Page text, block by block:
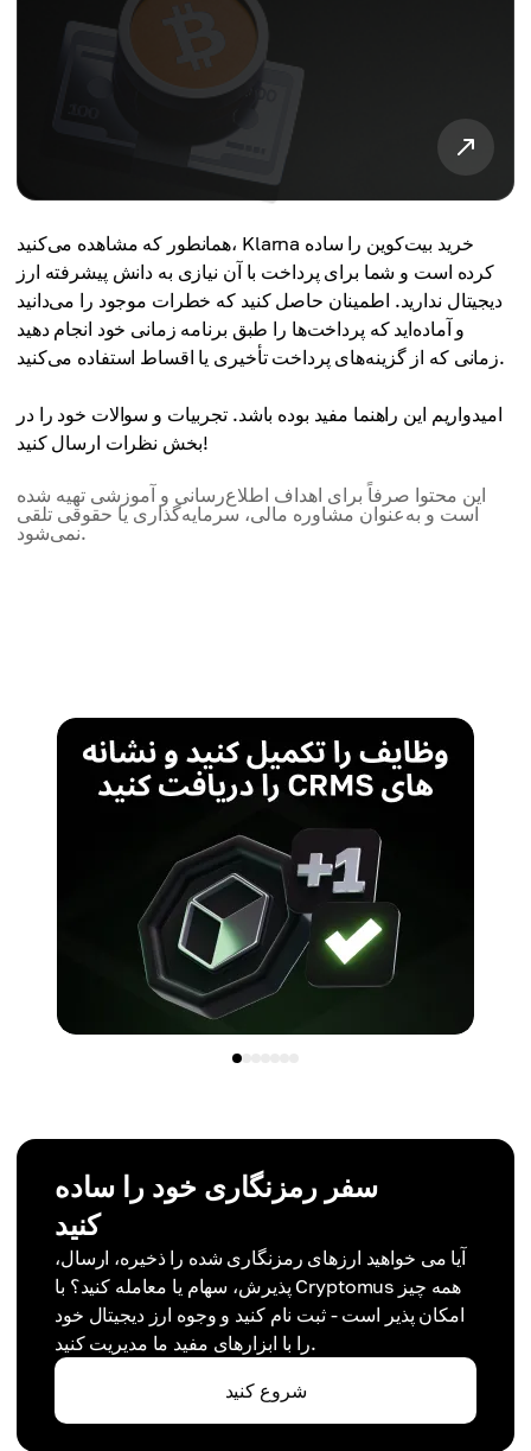
همانطور که مشاهده می‌کنید، Klarna خرید بیت‌کوین را ساده
کرده است و شما برای پرداخت با آن نیازی به دانش پیشرفته ارز
دیجیتال ندارید. اطمینان حاصل کنید که خطرات موجود را می‌دانید
و آماده‌اید که پرداخت‌ها را طبق برنامه زمانی خود انجام دهید
زمانی که از گزینه‌های پرداخت تأخیری یا اقساط استفاده می‌کنید.
امیدواریم این راهنما مفید بوده باشد. تجربیات و سوالات خود را در
بخش نظرات ارسال کنید!
این محتوا صرفاً برای اهداف اطلاع‌رسانی و آموزشی تهیه شده
است و به‌عنوان مشاوره مالی، سرمایه‌گذاری یا حقوقی تلقی
نمی‌شود.
سفر رمزنگاری خود را ساده
کنید
آیا می خواهید ارزهای رمزنگاری شده را ذخیره، ارسال،
پذیرش، سهام یا معامله کنید؟ با Cryptomus همه چیز
امکان پذیر است - ثبت نام کنید و وجوه ارز دیجیتال خود
را با ابزارهای مفید ما مدیریت کنید.
شروع کنید